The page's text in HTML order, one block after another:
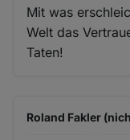
Mit was
Welt das
Taten!
Roland Fakler